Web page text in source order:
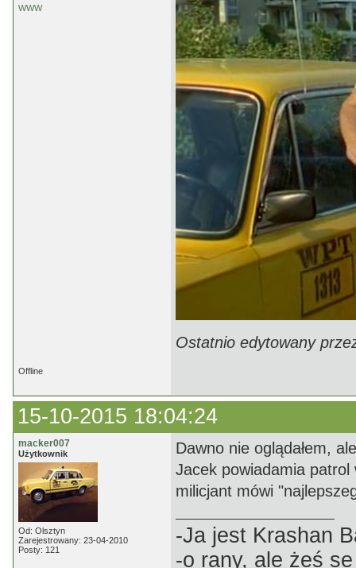
WWW
Ostatnio edytowany
Offline
15-10-2015 18:04:24
macker007
Użytkownik
Od: Olsztyn
Zarejestrowany: 23-04-2010
Posty: 121
Dawno nie oglądałem,
Jacek powiadamia
milicjant mówi
-Ja jest Krashan
-o rany, ale żeś